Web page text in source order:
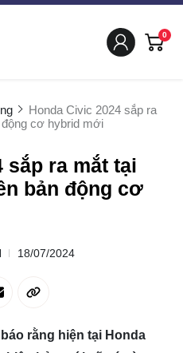
0
Honda Civic 2024 sắp ra
cơ hybrid mới
sắp ra mắt tại
bản động cơ
18/07/2024
rằng hiện tại Honda